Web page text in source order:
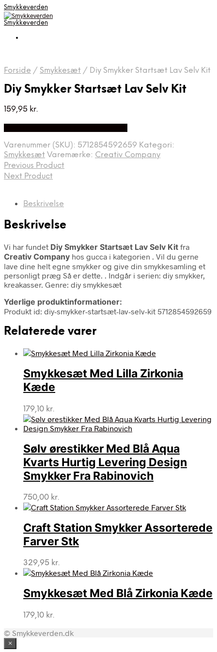
Smykkeverden
Smykkeverden
Forside / Smykkesæt / Diy Smykker Startsæt Lav Selv Kit
Diy Smykker Startsæt Lav Selv Kit
159,95 kr.
Varenummer (SKU): 5712854592659 Kategori:
Smykkesæt Varemærke: Creativ Company
Previous Product
Next Product
Beskrivelse
Beskrivelse
Vi har fundet Diy Smykker Startsæt Lav Selv Kit fra
Creativ Company hos gucca i kategorien . Vil du gerne
lave dine helt egne smykker og give din smykkesamling et
personligt præg Så er dette. . Indgår i serien: diy smykker,
kreakasser. Genre: diy smykkesæt
Yderlige produktinformationer:
Produkt id: diy-smykker-startsæt-lav-selv-kit 5712854592659
Relaterede varer
Smykkesæt Med Lilla Zirkonia
Kæde
179,10 kr.
Sølv ørestikker Med Blå Aqua
Kvarts Hurtig Levering Design
Smykker Fra Rabinovich
750,00 kr.
Craft Station Smykker Assorterede
Farver Stk
329,95 kr.
Smykkesæt Med Blå Zirkonia Kæde
179,10 kr.
© Smykkeverden.dk
×